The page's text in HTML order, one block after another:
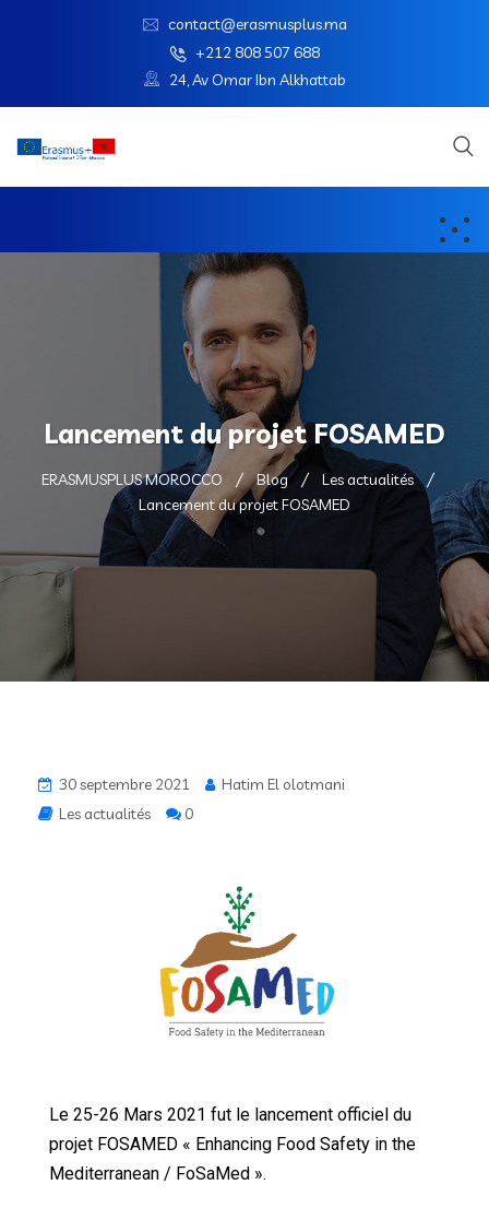
contact@erasmusplus.ma
+212 808 507 688
24, Av Omar Ibn Alkhattab
Lancement du projet FOSAMED
ERASMUSPLUS MOROCCO Blog
Les actualités
Lancement du projet FOSAMED
30 septembre 2021
Hatim El olotmani
Les actualités
0
Le 25-26 Mars 2021 fut le lancement officiel du
projet FOSAMED « Enhancing Food Safety in the
Mediterranean / FoSaMed ».